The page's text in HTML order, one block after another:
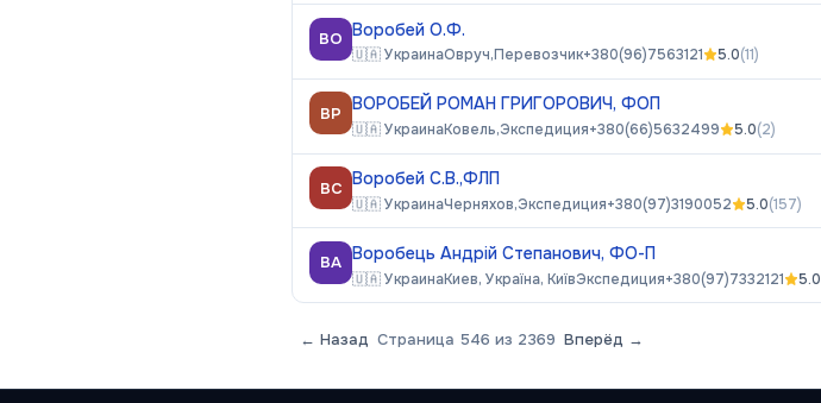
ВО Воробей О.Ф.
🇺🇦УкраинаОвруч,Перевозчик+380(96)7563121 5.0(11)
ВР ВОРОБЕЙ РОМАН ГРИГОРОВИЧ, ФОП
🇺🇦УкраинаКовель,Экспедиция+380(66)5632499 5.0(2)
ВС Воробей С.В.,ФЛП
🇺🇦УкраинаЧерняхов,Экспедиция+380(97)3190052 5.0(157)
ВА Воробець Андрій Степанович, ФО-П
🇺🇦УкраинаКиев, Україна, КиївЭкспедиция+380(97)7332121 5.0
← Назад Страница 546 из 2369 Вперёд →